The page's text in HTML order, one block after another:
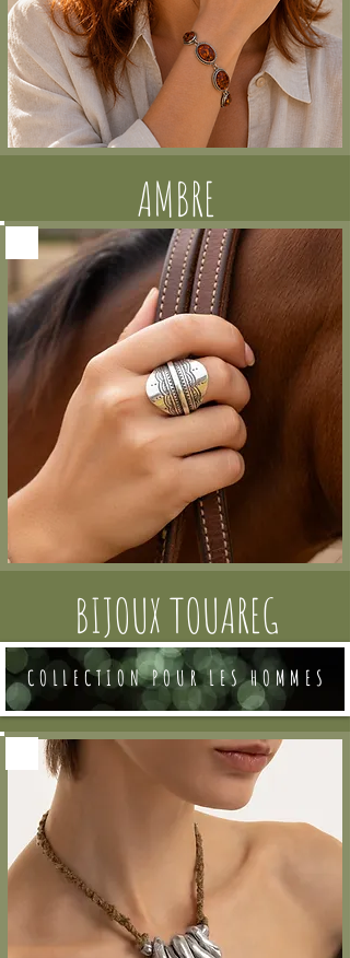
AMBRE
BIJOUX TOUAREG
COLLECTION POUR LES HOMMES